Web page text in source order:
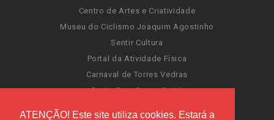
ATENÇÃO! Este site utiliza cookies. Estará a
Centro de Artes e Criatividade
Museu do Ciclismo Joaquim Agostinho
Sentir Cultura
Portal da Atividade Física
Carnaval de Torres Vedras
Santa Cruz Ocean Spirit